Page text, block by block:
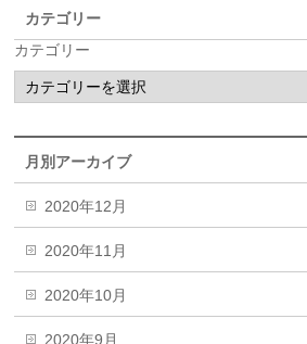
カテゴリー
カテゴリー
月別アーカイブ
2020年12月
2020年11月
2020年10月
2020年9月